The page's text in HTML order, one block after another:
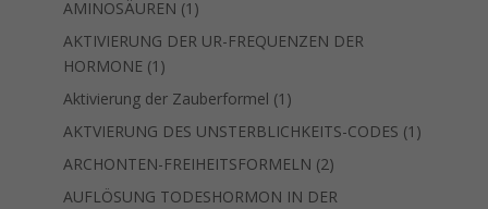
AMINOSÄUREN 1 1
Produkt
AKTIVIERUNG DER UR-FREQUENZEN DER
HORMONE 1 1
Produkt
Aktivierung der Zauberformel 1 1
Produkt
AKTVIERUNG DES UNSTERBLICHKEITS-CODES 1 1
ARCHONTEN-FREIHEITSFORMELN 22
Produkte
AUFLÖSUNG TODESHORMON IN DER